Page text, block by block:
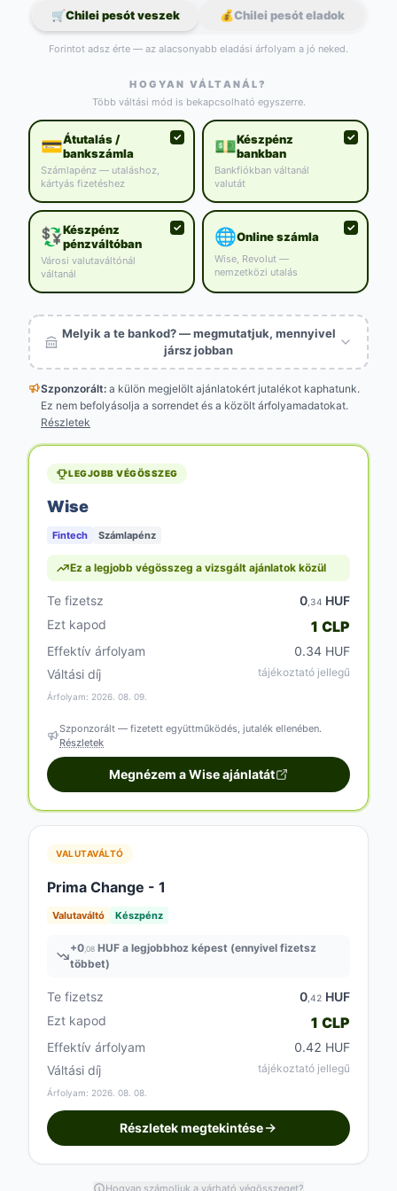
🛒Chilei pesót veszek 💰Chilei pesót eladok
Forintot adsz érte — az alacsonyabb eladási árfolyam a jó neked.
HOGYAN VÁLTANÁL?
Több váltási mód is bekapcsolható egyszerre.
💳Átutalás /
bankszámla
Számlapénz — utaláshoz,
kártyás fizetéshez
💵Készpénz
bankban
Bankfiókban váltanál
valutát
💱Készpénz
pénzváltóban
Városi valutaváltónál
váltanál
🌐Online számla
Wise, Revolut —
nemzetközi utalás
Melyik a te bankod? — megmutatjuk, mennyivel
jársz jobban
Szponzorált: a külön megjelölt ajánlatokért jutalékot kaphatunk.
Ez nem befolyásolja a sorrendet és a közölt árfolyamadatokat.
Részletek
LEGJOBB VÉGÖSSZEG
Wise
Fintech Számlapénz
Ez a legjobb végösszeg a vizsgált ajánlatok közül
Te fizetsz 0 ,34 HUF
Ezt kapod
1 CLP
Effektív árfolyam
0.34 HUF
Váltási díj
tájékoztató jellegű
Árfolyam: 2026. 08. 09.
Szponzorált — fizetett együttműködés, jutalék ellenében.
Részletek
Megnézem a Wise ajánlatát
VALUTAVÁLTÓ
Prima Change - 1
Valutaváltó Készpénz
+0,08 HUF a legjobbhoz képest (ennyivel fizetsz
többet)
Te fizetsz 0 ,42 HUF
Ezt kapod
1 CLP
Effektív árfolyam
0.42 HUF
Váltási díj
tájékoztató jellegű
Árfolyam: 2026. 08. 08.
Részletek megtekintése
Hogyan számoljuk a várható végösszeget?